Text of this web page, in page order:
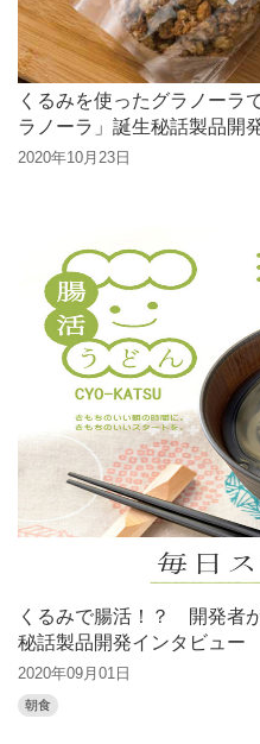
くるみを使ったグラノーラ
ラノーラ」誕生秘話製品開
2020年10月23日
くるみで腸活！？ 開発者
秘話製品開発インタビュー
2020年09月01日
朝食